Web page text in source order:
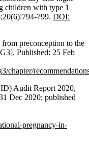
children with type 1
799. DOI:
preconception to the
Published: 25 Feb
chapter/
Audit Report 2020,
Dec 2020; published
pregnancy-in-